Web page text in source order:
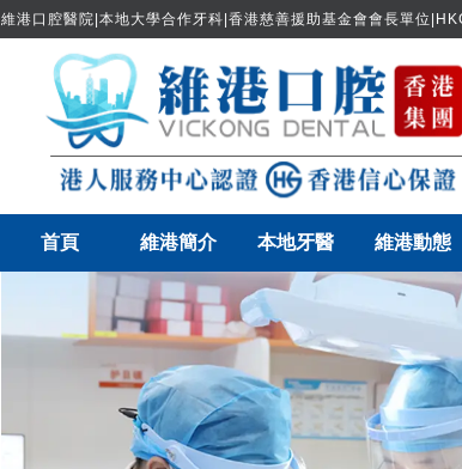
維港口腔醫院|本地大學合作牙科|香港慈善援助基金會會長單位
首頁 維港簡介 本地牙醫 維港動態